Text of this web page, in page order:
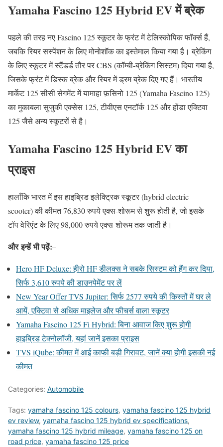
Yamaha Fascino 125 Hybrid EV में ब्रेक
पहले की तरह नए Fascino 125 स्कूटर के फ्रंट में टेलिस्कोपिक फॉर्क्स हैं,
जबकि रियर सस्पेंशन के लिए मोनोशॉक का इस्तेमाल किया गया है। ब्रेकिंग
के लिए स्कूटर में स्टैंडर्ड तौर पर CBS (कॉम्बी-ब्रेकिंग सिस्टम) दिया गया है,
जिसके फ्रंट में डिस्क ब्रेक और रियर में ड्रम ब्रेक दिए गए हैं। भारतीय
मार्केट 125 सीसी सेगमेंट में यामाहा फ़सिनो 125 (Yamaha Fascino 125)
का मुकाबला सुजुकी एक्सेस 125, टीवीएस एनटॉर्क 125 और होंडा एक्टिवा
125 जैसे अन्य स्कूटरों से है।
Yamaha Fascino 125 Hybrid EV का
प्राइस
हालाँकि भारत में इस हाइब्रिड इलेक्ट्रिक स्कूटर (hybrid electric
scooter) की कीमत 76,830 रुपये एक्स-शोरूम से शुरू होती है, जो इसके
टॉप वेरिएंट के लिए 98,000 रुपये एक्स-शोरूम तक जाती है।
और इन्हें भी पढ़ें:–
Hero HF Deluxe: हीरो HF डीलक्स ने सबके सिस्टम को हैंग कर दिया,
सिर्फ 3,610 रुपये की डाउनपेमेंट पर लें
New Year Offer TVS Jupiter: सिर्फ 2577 रुपये की किस्तों में घर ले
आयें, एक्टिवा से अधिक माइलेज और फीचर्स वाला स्कूटर
Yamaha Fascino 125 Fi Hybrid: बिना आवाज किए शुरू होगी
हाइब्रिड टेक्नोलॉजी, यहां जानें इसका प्राइस
TVS iQube: कीमत में आई काफी बड़ी गिरावट, जानें क्या होगी इसकी नई
कीमत
Categories: Automobile
Tags: yamaha fascino 125 colours, yamaha fascino 125 hybrid
ev review, yamaha fascino 125 hybrid ev specifications,
yamaha fascino 125 hybrid mileage, yamaha fascino 125 on
road price, yamaha fascino 125 price